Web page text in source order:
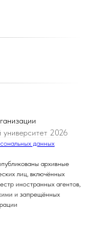
2026
данных
архивные
лиц, включённых
иностранных агентов,
и запрещённых